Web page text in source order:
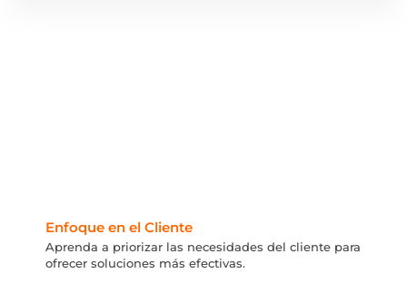
Enfoque en el Cliente
Aprenda a priorizar las necesidades del cliente para
ofrecer soluciones más efectivas.